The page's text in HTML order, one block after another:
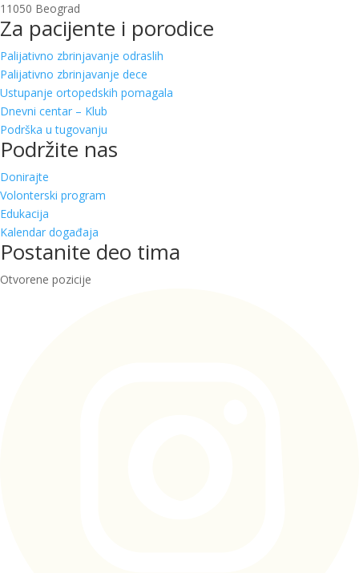
11050 Beograd
Za pacijente i porodice
Palijativno zbrinjavanje odraslih
Palijativno zbrinjavanje dece
Ustupanje ortopedskih pomagala
Dnevni centar – Klub
Podrška u tugovanju
Podržite nas
Donirajte
Volonterski program
Edukacija
Kalendar događaja
Postanite deo tima
Otvorene pozicije